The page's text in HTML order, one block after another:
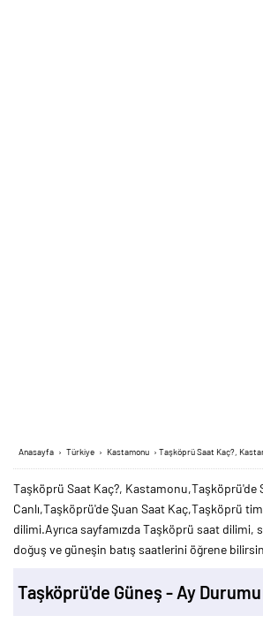
Anasayfa › Türkiye › Kastamonu › Taşköprü Saat Kaç?,
Taşköprü Saat Kaç?, Kastamonu,Taşköprü'de
Canlı,Taşköprü'de Şuan Saat Kaç,Taşköprü
dilimi.Ayrıca sayfamızda Taşköprü saat dilimi,
doğuş ve güneşin batış saatlerini öğrene
Taşköprü'de Güneş - Ay Durumu